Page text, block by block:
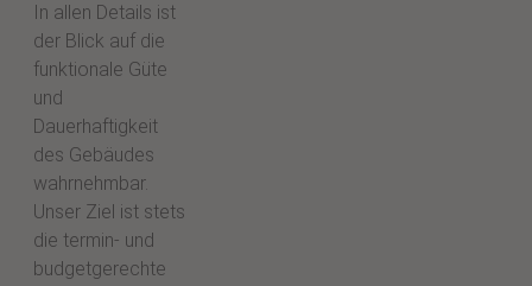
In allen Details ist
der Blick auf die
funktionale Güte
und
Dauerhaftigkeit
des Gebäudes
wahrnehmbar.
Unser Ziel ist stets
die termin- und
budgetgerechte